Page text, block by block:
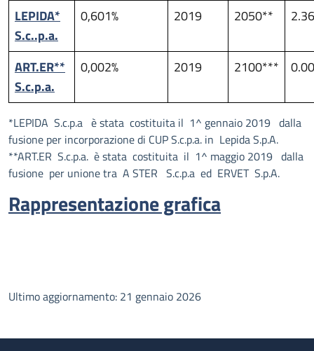
LEPIDA*
S.c..p.a.
0,601% 2019 2050**
ART.ER**
S.c.p.a.
0,002% 2019 2100*** 0.00
*LEPIDA S.c.p.a è stata costituita il 1^ gennaio 2019 dalla
fusione per incorporazione di CUP S.c.p.a. in Lepida S.p.A.
**ART.ER S.c.p.a. è stata costituita il 1^ maggio 2019 dalla
fusione per unione tra A STER S.c.p.a ed ERVET S.p.A.
Rappresentazione grafica
Ultimo aggiornamento: 21 gennaio 2026